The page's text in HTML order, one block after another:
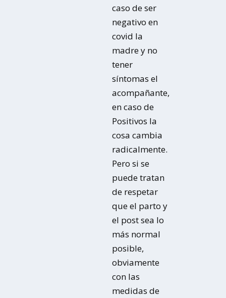
caso de ser
negativo en
covid la
madre y no
tener
síntomas el
acompañante,
en caso de
Positivos la
cosa cambia
radicalmente.
Pero si se
puede tratan
de respetar
que el parto y
el post sea lo
más normal
posible,
obviamente
con las
medidas de